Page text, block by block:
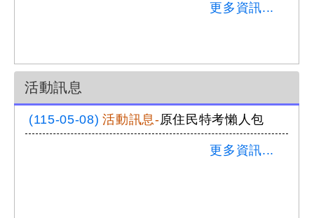
更多資訊...
活動訊息
(115-05-08) 活動訊息-原住民特考懶人包
更多資訊...